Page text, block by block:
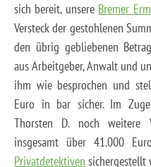
sich bereit, unsere Bremer
Versteck der gestohlenen
den übrig gebliebenen
aus Arbeitgeber, Anwalt und
ihm wie besprochen und
Euro in bar sicher. Im
Thorsten D. noch weitere
insgesamt über 41.000
Privatdetektiven sichergestellt